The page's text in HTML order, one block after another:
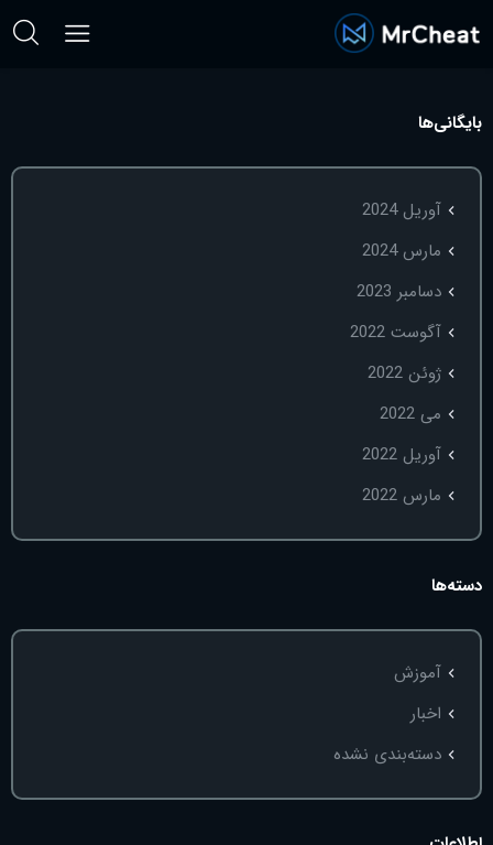
بایگانی‌ها
آوریل 2024
مارس 2024
دسامبر 2023
آگوست 2022
ژوئن 2022
می 2022
آوریل 2022
مارس 2022
دسته‌ها
آموزش
اخبار
دسته‌بندی نشده